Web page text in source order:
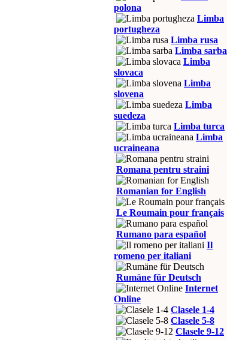
polona
Limba
portugheza
Limba rusa
Limba sarba
Limba
slovaca
Limba
slovena
Limba
suedeza
Limba turca
Limba
ucraineana
Romana pentru straini
Romanian for English
Le Roumain pour français
Rumano para español
Il
romeno per italiani
Rumäne für Deutsch
Internet
Online
Clasele 1-4
Clasele 5-8
Clasele 9-12